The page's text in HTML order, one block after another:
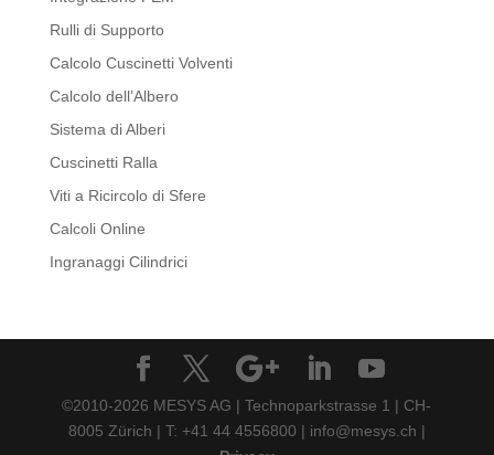
Rulli di Supporto
Calcolo Cuscinetti Volventi
Calcolo dell’Albero
Sistema di Alberi
Cuscinetti Ralla
Viti a Ricircolo di Sfere
Calcoli Online
Ingranaggi Cilindrici
©2010-2026 MESYS AG | Technoparkstrasse 1 | CH-
8005 Zürich | T: +41 44 4556800 | info@mesys.ch |